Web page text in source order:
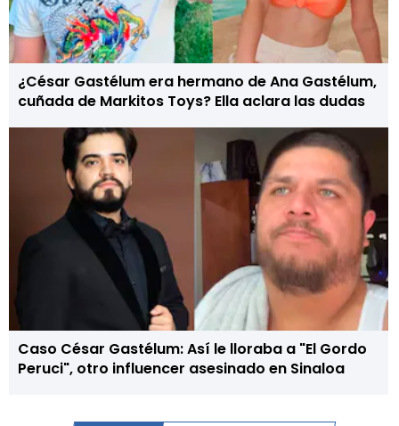
¿César Gastélum era hermano de Ana Gastélum,
cuñada de Markitos Toys? Ella aclara las dudas
Caso César Gastélum: Así le lloraba a "El Gordo
Peruci", otro influencer asesinado en Sinaloa